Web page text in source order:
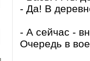
- Да! В
- А сейчас -
Очередь в